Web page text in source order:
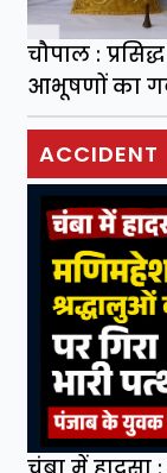
चौपाल :
आभूषणों का
ACCIDENT